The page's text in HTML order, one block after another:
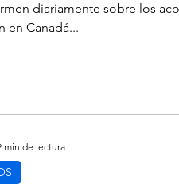
diariamente sobre los
en Canadá...
min de lectura